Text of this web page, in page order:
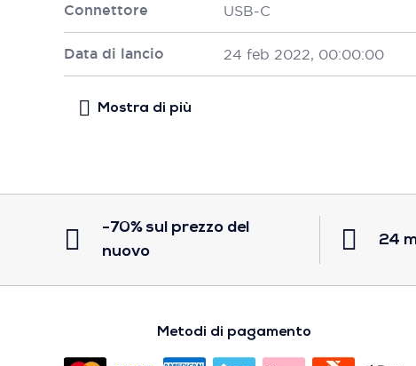
Connettore USB-C
Data di lancio 24 feb 2022, 00:00:00
-70% sul prezzo del
nuovo
24
Metodi di pagamento